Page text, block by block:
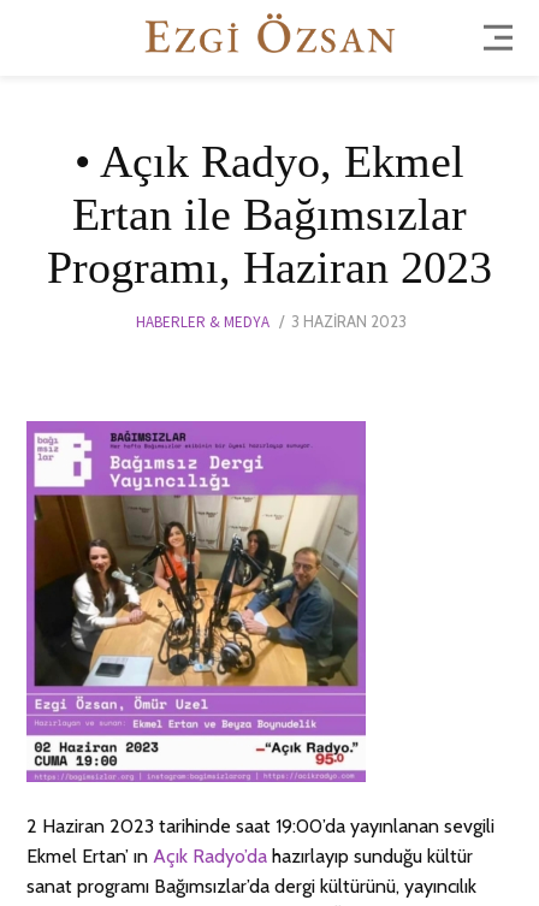
• Açık Radyo, Ekmel
Ertan ile Bağımsızlar
Programı, Haziran 2023
HABERLER & MEDYA
POSTED
3 HAZIRAN 2023
2 Haziran 2023 tarihinde saat 19:00’da yayınlanan sevgili
Ekmel Ertan’ ınAçık Radyo’da hazırlayıp sunduğu kültür
sanat programı Bağımsızlar’da dergi kültürünü, yayıncılık